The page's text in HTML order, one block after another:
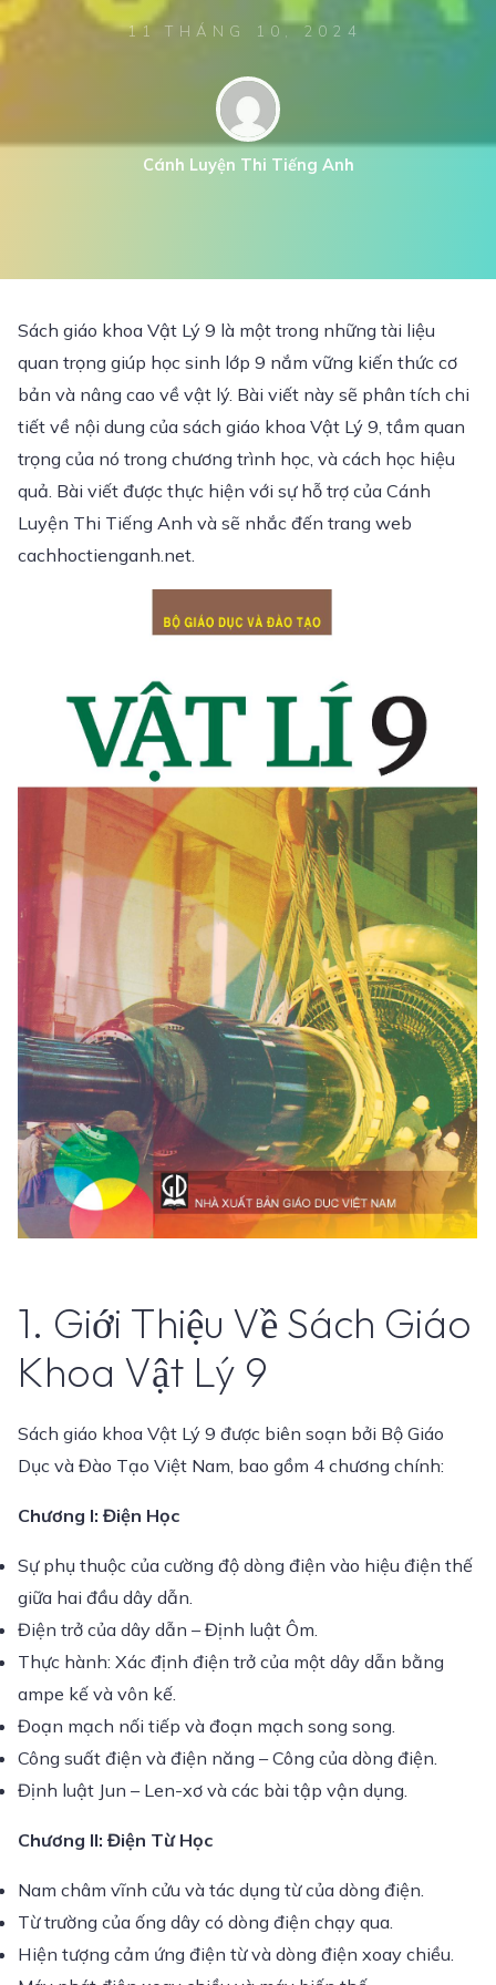
11 THÁNG 10, 2024
Cánh Luyện Thi Tiếng Anh
Sách giáo khoa Vật Lý 9 là một trong những tài liệu
quan trọng giúp học sinh lớp 9 nắm vững kiến thức cơ
bản và nâng cao về vật lý. Bài viết này sẽ phân tích chi
tiết về nội dung của sách giáo khoa Vật Lý 9, tầm quan
trọng của nó trong chương trình học, và cách học hiệu
quả. Bài viết được thực hiện với sự hỗ trợ của Cánh
Luyện Thi Tiếng Anh và sẽ nhắc đến trang web
cachhoctienganh.net.
1. Giới Thiệu Về Sách Giáo
Khoa Vật Lý 9
Sách giáo khoa Vật Lý 9 được biên soạn bởi Bộ Giáo
Dục và Đào Tạo Việt Nam, bao gồm 4 chương chính:
Chương I: Điện Học
Sự phụ thuộc của cường độ dòng điện vào hiệu điện thế
giữa hai đầu dây dẫn.
Điện trở của dây dẫn – Định luật Ôm.
Thực hành: Xác định điện trở của một dây dẫn bằng
ampe kế và vôn kế.
Đoạn mạch nối tiếp và đoạn mạch song song.
Công suất điện và điện năng – Công của dòng điện.
Định luật Jun – Len-xơ và các bài tập vận dụng.
Chương II: Điện Từ Học
Nam châm vĩnh cửu và tác dụng từ của dòng điện.
Từ trường của ống dây có dòng điện chạy qua.
Hiện tượng cảm ứng điện từ và dòng điện xoay chiều.